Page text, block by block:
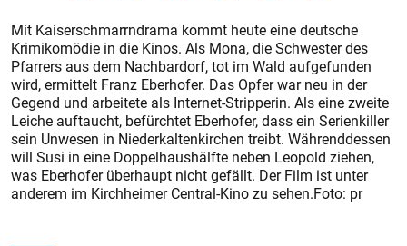
Mit Kaiserschmarrndrama kommt heute eine deutsche
Krimikomödie in die Kinos. Als Mona, die Schwester des
Pfarrers aus dem Nachbardorf, tot im Wald aufgefunden
wird, ermittelt Franz Eberhofer. Das Opfer war neu in der
Gegend und arbeitete als Internet-Stripperin. Als eine zweite
Leiche auftaucht, befürchtet Eberhofer, dass ein Serienkiller
sein Unwesen in Niederkaltenkirchen treibt. Währenddessen
will Susi in eine Doppelhaushälfte neben Leopold ziehen,
was Eberhofer überhaupt nicht gefällt. Der Film ist unter
anderem im Kirchheimer Central-Kino zu sehen.Foto: pr